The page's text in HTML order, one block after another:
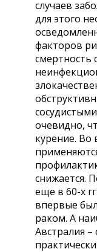
случаев
для этого
факторов
смертность
очевидно,
курение. Во
снижается.
еще в 60-х
впервые
раком. А
Австралия –